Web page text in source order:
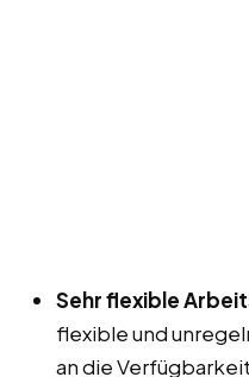
Sehr flexible
flexible und
an die